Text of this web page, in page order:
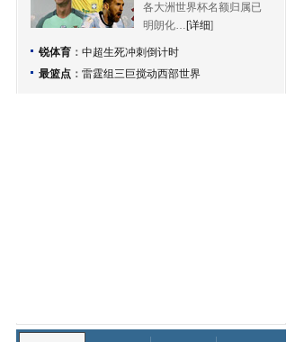
各大洲世界杯名额归属已
明朗化… [详细]
锐体育 ： 中超生死冲刺倒计时
最篮点 ： 雷霆组三巨搅动西部世界